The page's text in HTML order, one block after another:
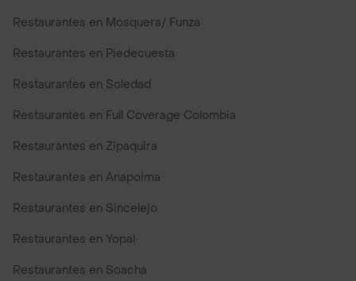
Restaurantes en Mosquera/ Funza
Restaurantes en Piedecuesta
Restaurantes en Soledad
Restaurantes en Full Coverage Colombia
Restaurantes en Zipaquira
Restaurantes en Anapoima
Restaurantes en Sincelejo
Restaurantes en Yopal
Restaurantes en Soacha